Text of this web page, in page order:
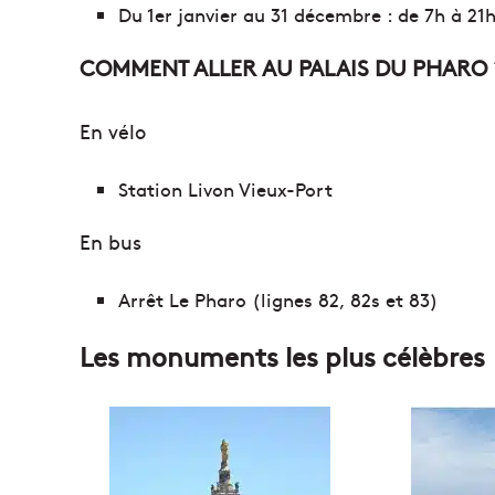
Du 1er janvier au 31 décembre : de 7h à 21h
COMMENT ALLER AU PALAIS DU PHARO
En vélo
Station Livon Vieux-Port
En bus
Arrêt Le Pharo (lignes 82, 82s et 83)
Les monuments les plus célèbres